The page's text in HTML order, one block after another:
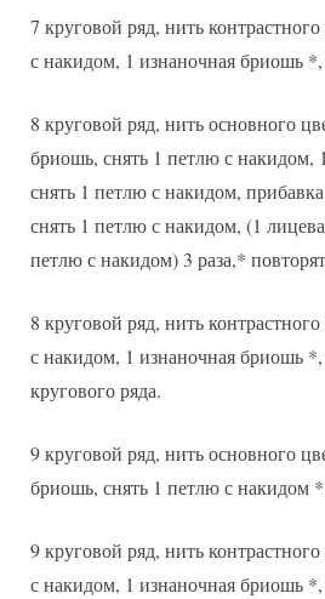
7 круговой ряд, нить
с накидом, 1 изнаночная бриошь *,
8 круговой ряд, нить основного
бриошь, снять 1 петлю с накидом,
снять 1 петлю с накидом,
снять 1 петлю с накидом, (1
петлю с накидом) 3 раза,*
8 круговой ряд, нить
с накидом, 1 изнаночная бриошь *,
кругового ряда.
9 круговой ряд, нить основного
бриошь, снять 1 петлю с накидом
9 круговой ряд, нить
с накидом, 1 изнаночная бриошь *,